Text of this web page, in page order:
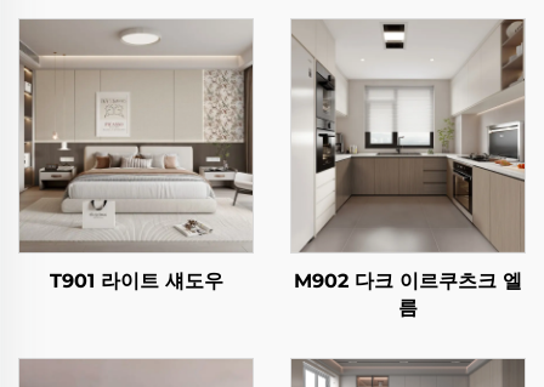
T901 라이트 섀도우
M902 다크 이르쿠츠크 엘
름